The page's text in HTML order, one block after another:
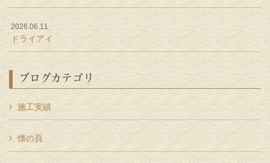
2026.06.11
ドライアイ
ブログカテゴリ
施工実績
懐の頁